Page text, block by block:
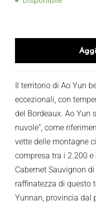
Il territorio di Ao Yun
eccezionali, con
del Bordeaux. Ao Yun
nuvole”, come
vette delle montagne
compresa tra i 2.200
Cabernet Sauvignon
raffinatezza di questo
Yunnan, provincia dal